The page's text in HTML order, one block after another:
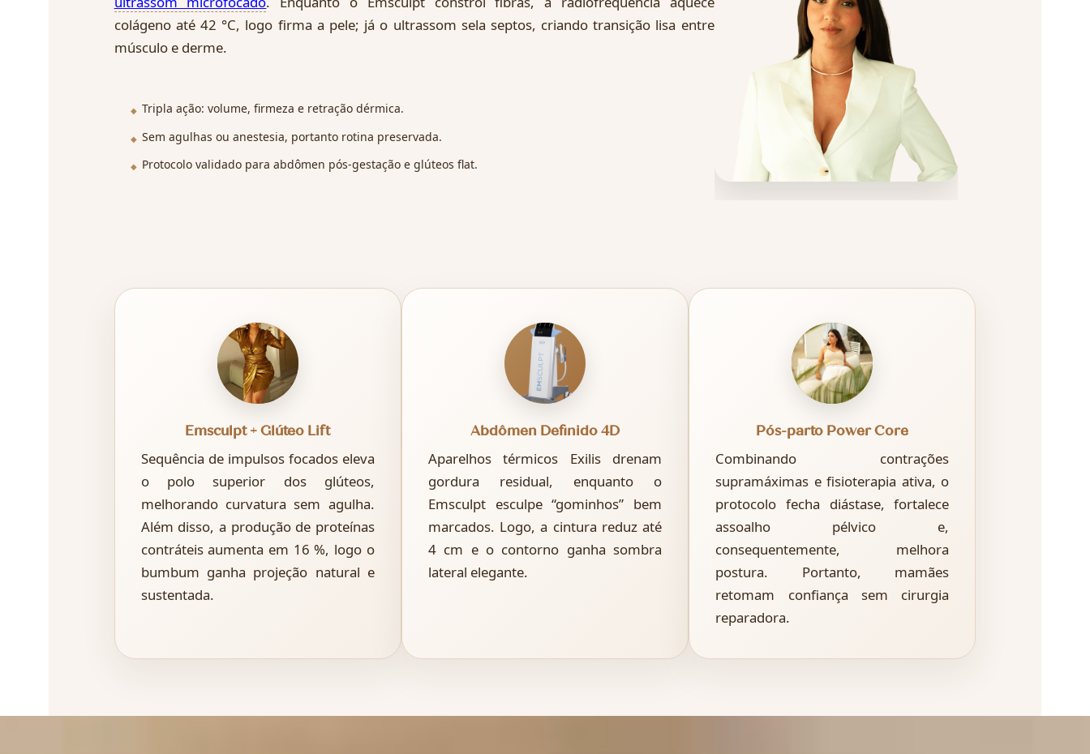
colágeno até 42 °C, logo firma a pele; já o ultrassom sela septos, criando transição lisa entre
músculo e derme.
Tripla ação: volume, firmeza e retração dérmica.
Sem agulhas ou anestesia, portanto rotina preservada.
Protocolo validado para abdômen pós-gestação e glúteos flat.
Emsculpt + Glúteo Lift
Sequência de impulsos focados eleva
o polo superior dos glúteos,
melhorando curvatura sem agulha.
Além disso, a produção de proteínas
contráteis aumenta em 16 %, logo o
bumbum ganha projeção natural e
sustentada.
Abdômen Definido 4D
Aparelhos térmicos Exilis drenam
gordura residual, enquanto o
Emsculpt esculpe “gominhos” bem
marcados. Logo, a cintura reduz até
4 cm e o contorno ganha sombra
lateral elegante.
Pós-parto Power Core
Combinando contrações
supramáximas e fisioterapia ativa, o
protocolo fecha diástase, fortalece
assoalho pélvico e,
consequentemente, melhora
postura. Portanto, mamães
retomam confiança sem cirurgia
reparadora.